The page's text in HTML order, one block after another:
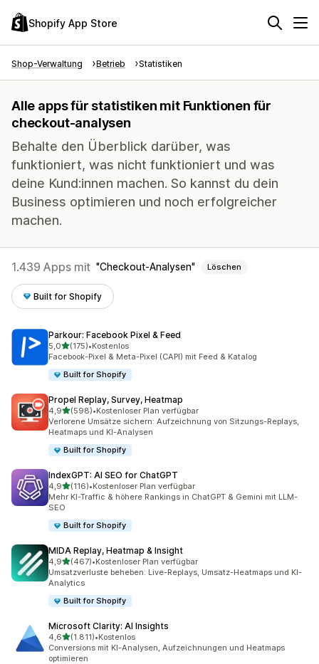
Shopify App Store
Shop-Verwaltung Betrieb Statistiken
Alle apps für statistiken mit Funktionen für
checkout-analysen
Behalte den Überblick darüber, was
funktioniert, was nicht funktioniert und was
deine Kund:innen machen. So kannst du dein
Business optimieren und noch erfolgreicher
machen.
1.439 Apps mit Checkout-Analysen Löschen
Built for Shopify
Parkour: Facebook Pixel & Feed
5,0von 5 Sternen
(175)
175 Rezensionen insgesamt
•Kostenlos
Facebook-Pixel & Meta-Pixel (CAPI) mit Feed & Katalog
Built for Shopify
Propel Replay, Survey, Heatmap
4,9von 5 Sternen
(598)
598 Rezensionen insgesamt
•Kostenloser Plan verfügbar
Verlorene Umsätze sichern: Aufzeichnung von Sitzungs-Replays,
Heatmaps und KI-Analysen
Built for Shopify
IndexGPT: AI SEO for ChatGPT
4,9von 5 Sternen
(116)
116 Rezensionen insgesamt
•Kostenloser Plan verfügbar
Mehr KI-Traffic & höhere Rankings in ChatGPT & Gemini mit LLM-
SEO
Built for Shopify
MIDA Replay, Heatmap & Insight
4,9von 5 Sternen
(467)
467 Rezensionen insgesamt
•Kostenloser Plan verfügbar
Umsatzverluste beheben: Live-Replays, Umsatz-Heatmaps und KI-
Analytics
Built for Shopify
Microsoft Clarity: AI Insights
4,6von 5 Sternen
(1.811)
1811 Rezensionen insgesamt
•Kostenlos
Conversions mit KI-Analysen, Aufzeichnungen und Heatmaps
optimieren